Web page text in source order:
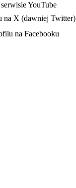
YouTube
na X (dawniej Twitter)
na Facebooku